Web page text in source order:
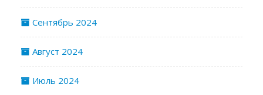
Сентябрь 2024
Август 2024
Июль 2024